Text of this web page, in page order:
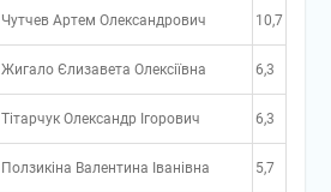
Чутчев Артем Олександрович 10,7
Жигало Єлизавета Олексіївна 6,3
Тітарчук Олександр Ігорович 6,3
Ползикіна Валентина Іванівна 5,7